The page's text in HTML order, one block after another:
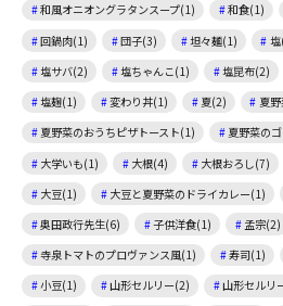
和風オニオングラタンスープ(1)
和食(1)
回鍋肉(1)
団子(3) 坦々麺(1)
塩サバ(2)
塩ちゃんこ(1) 塩昆布(2)
塩麹(1)
変わり丼(1) 夏(2)
夏
夏野菜のおうちピザトースト(1)
夏野菜の
大学いも(1)
大根(4) 大根おろし(7)
大豆(1)
大豆と夏野菜のドライカレー(1)
奥田政行先生(6)
子供洋食(1) 孟宗(2)
寺泉トマトのプロヴァンス風(1)
寿司(1)
小豆(1)
山形セルリー(2)
山形セルリ